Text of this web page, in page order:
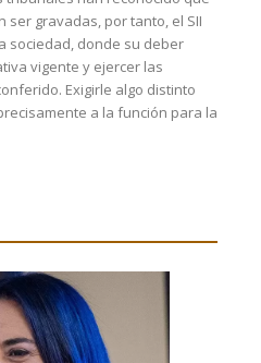
ser gravadas, por tanto, el SII
sociedad, donde su deber
vigente y ejercer las
Exigirle algo distinto
a la función para la